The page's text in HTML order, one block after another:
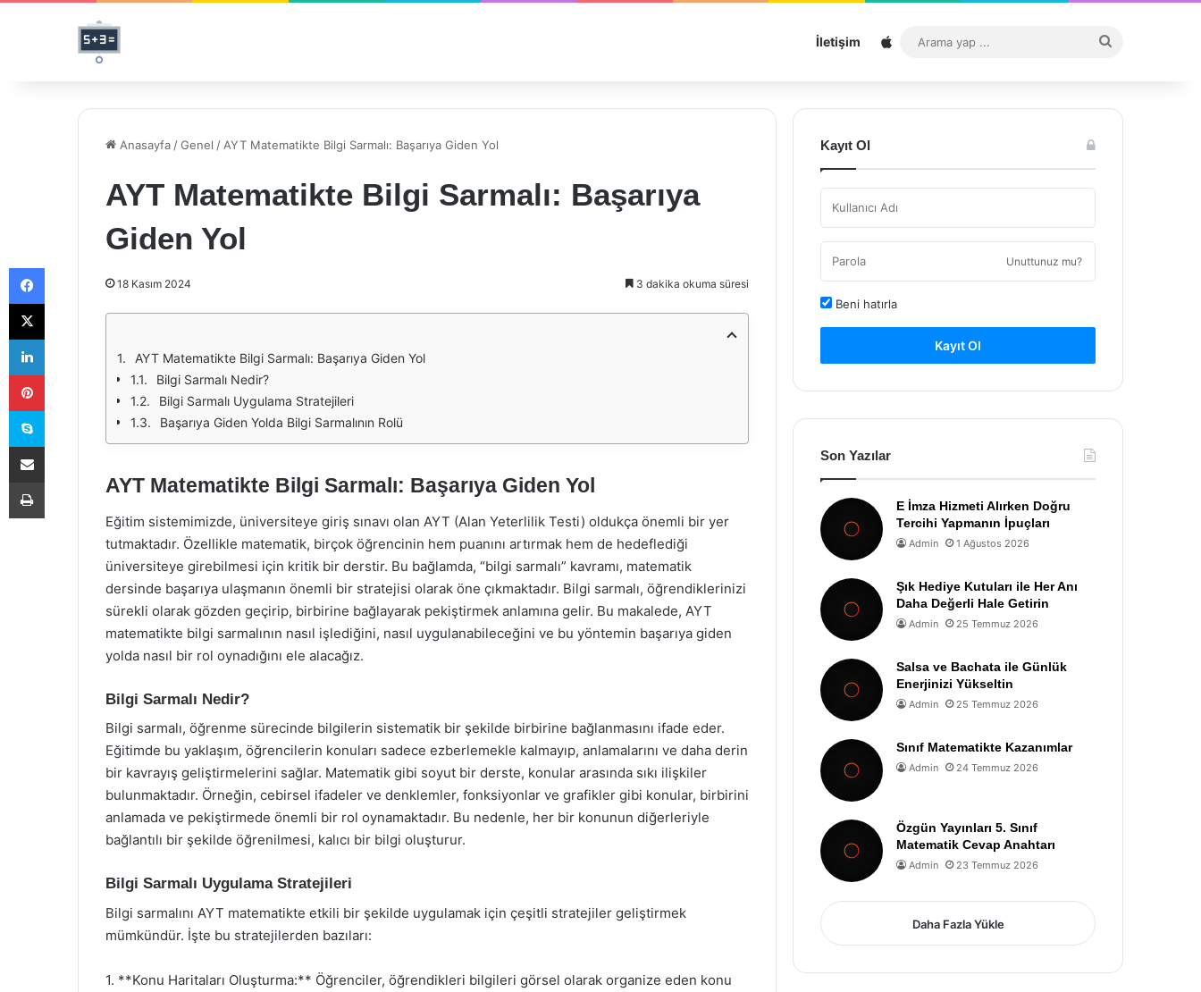
İletişim Sitemap
...
Anasayfa /Genel / AYT Matematikte Bilgi Sarmalı: Başarıya Giden Yol
AYT Matematikte Bilgi Sarmalı: Başarıya
Giden Yol
18 Kasım 2024 3 dakika okuma süresi
AYT Matematikte Bilgi Sarmalı: Başarıya Giden Yol
Bilgi Sarmalı Nedir?
Bilgi Sarmalı Uygulama Stratejileri
Başarıya Giden Yolda Bilgi Sarmalının Rolü
AYT Matematikte Bilgi Sarmalı: Başarıya Giden Yol
Eğitim sistemimizde, üniversiteye giriş sınavı olan AYT (Alan Yeterlilik Testi) oldukça önemli bir yer
tutmaktadır. Özellikle matematik, birçok öğrencinin hem puanını artırmak hem de hedeflediği
üniversiteye girebilmesi için kritik bir derstir. Bu bağlamda, “bilgi sarmalı” kavramı, matematik
dersinde başarıya ulaşmanın önemli bir stratejisi olarak öne çıkmaktadır. Bilgi sarmalı, öğrendiklerinizi
sürekli olarak gözden geçirip, birbirine bağlayarak pekiştirmek anlamına gelir. Bu makalede, AYT
matematikte bilgi sarmalının nasıl işlediğini, nasıl uygulanabileceğini ve bu yöntemin başarıya giden
yolda nasıl bir rol oynadığını ele alacağız.
Bilgi Sarmalı Nedir?
Bilgi sarmalı, öğrenme sürecinde bilgilerin sistematik bir şekilde birbirine bağlanmasını ifade eder.
Eğitimde bu yaklaşım, öğrencilerin konuları sadece ezberlemekle kalmayıp, anlamalarını ve daha derin
bir kavrayış geliştirmelerini sağlar. Matematik gibi soyut bir derste, konular arasında sıkı ilişkiler
bulunmaktadır. Örneğin, cebirsel ifadeler ve denklemler, fonksiyonlar ve grafikler gibi konular, birbirini
anlamada ve pekiştirmede önemli bir rol oynamaktadır. Bu nedenle, her bir konunun diğerleriyle
bağlantılı bir şekilde öğrenilmesi, kalıcı bir bilgi oluşturur.
Bilgi Sarmalı Uygulama Stratejileri
Bilgi sarmalını AYT matematikte etkili bir şekilde uygulamak için çeşitli stratejiler geliştirmek
mümkündür. İşte bu stratejilerden bazıları:
1. **Konu Haritaları Oluşturma:** Öğrenciler, öğrendikleri bilgileri görsel olarak organize eden konu
Kayıt Ol
Unuttunuz mu?
Beni hatırla
Kayıt Ol
Son Yazılar
E İmza Hizmeti Alırken Doğru
Tercihi Yapmanın İpuçları
Admin 1 Ağustos 2026
Şık Hediye Kutuları ile Her Anı
Daha Değerli Hale Getirin
Admin 25 Temmuz 2026
Salsa ve Bachata ile Günlük
Enerjinizi Yükseltin
Admin 25 Temmuz 2026
Sınıf Matematikte Kazanımlar
Admin 24 Temmuz 2026
Özgün Yayınları 5. Sınıf
Matematik Cevap Anahtarı
Admin 23 Temmuz 2026
Daha Fazla Yükle
Facebook
X
LinkedIn
Pinterest
Skype
E-Posta ile paylaş